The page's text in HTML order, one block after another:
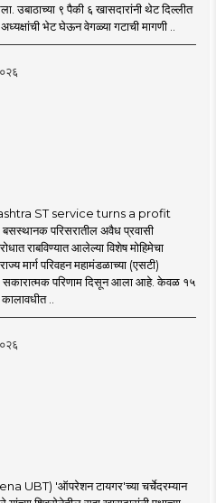
उबाठाच्या ९ पैकी ६ खासदारांनी थेट दिल्लीत
भेट घेऊन वेगळ्या गटाची मागणी ..
ST service turns a profit
बसस्थानक परिसरातील अवैध प्रवासी
राबविण्यात आलेल्या विशेष मोहिमेचा
मार्ग परिवहन महामंडळाच्या (एसटी)
सकारात्मक परिणाम दिसून आला आहे. केवळ १५
..
UBT) 'ऑपरेशन टायगर'च्या चर्चेदरम्यान